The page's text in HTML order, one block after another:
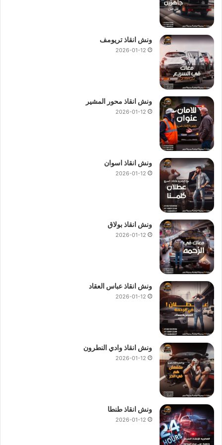
هل خدمةونش امان
يضمن لك راحة البال مهما كانت الساعة أو الظروف الجوية.
يمكن لعملائنا الاعتماد على فرقنا في أي وقت من اليوم لإصلاح
الأعطال الطارئة أو
الأمثل للطرق السريعة والطريق بين المدن.
ونش انقاذ السخنة
عند الحديث عن هل يغطي
تعطل المحرك أو الإطارات؟
فإن الإجابة في شركتنا واضحة: نعم. نحن نقدم حلولا شاملة لجميع
أنواع الأعطال بداية من الأعطال البسيطة مثل نفاد الوقود وحتى
المشاكل الكبيرة مثل تعطل المحرك أو أعطال النظام الكهربائي
للسيارة.
فرقنا المتخصصة مزودة بأحدث المعدات لتشخيص الأعطال وإجراء
عمليات الإنقاذ الفورية على الطريق، مما يضمن تقليل وقت التعطل
ويعيد سيارتك للعمل بسرعة وكفاءة.
ونش انقاذ تريومف
2026-01-12
ونش انقاذ محور المشير
2026-01-12
ونش انقاذ اسوان
2026-01-12
ونش انقاذ بولاق
2026-01-12
ونش انقاذ عباس العقاد
2026-01-12
ونش انقاذ وادي النطرون
2026-01-12
ونش انقاذ طنطا
2026-01-12